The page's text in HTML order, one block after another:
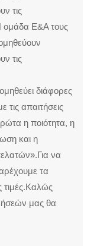
τις
ομάδα Ε&Α τους
τις
διάφορες
απαιτήσεις
η ποιότητα, η
και η
να
τα
τιμές.Καλώς
μας θα